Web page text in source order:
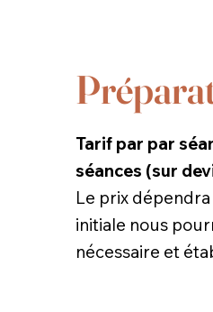
Tarif par par
séances (sur
Le prix
initiale nous
nécessaire et